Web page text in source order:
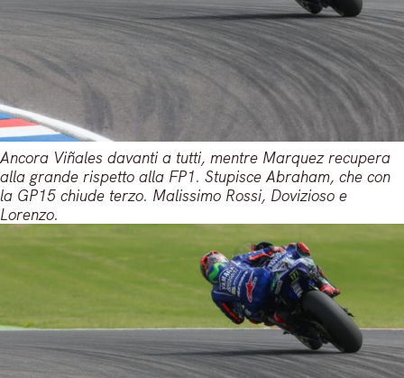
Ancora Viñales davanti a tutti, mentre Marquez recupera
alla grande rispetto alla FP1. Stupisce Abraham, che con
la GP15 chiude terzo. Malissimo Rossi, Dovizioso e
Lorenzo.